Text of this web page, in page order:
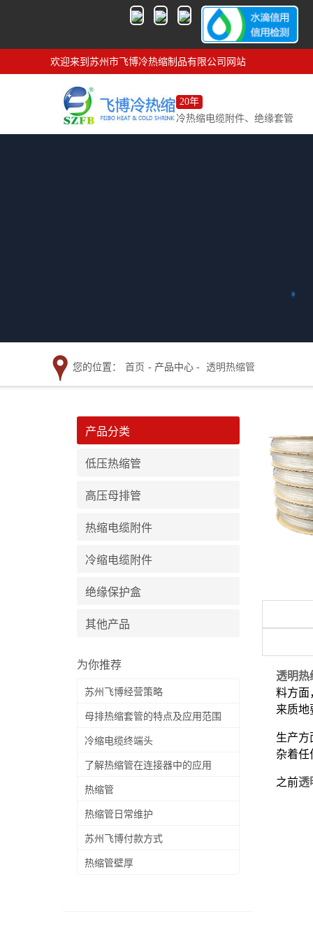
欢迎来到苏州市飞博冷热缩制品有限公司网站
20年
冷热缩电缆附件、绝缘套管
您的位置： 首页 - 产品中心 - 透明热缩管
产品分类
低压热缩管
高压母排管
热缩电缆附件
冷缩电缆附件
绝缘保护盒
其他产品
为你推荐
苏州飞博经营策略
母排热缩套管的特点及应用范围
冷缩电缆终端头
了解热缩管在连接器中的应用
热缩管
热缩管日常维护
苏州飞博付款方式
热缩管壁厚
透明热
料方面
来质地
生产方
杂着任
之前透